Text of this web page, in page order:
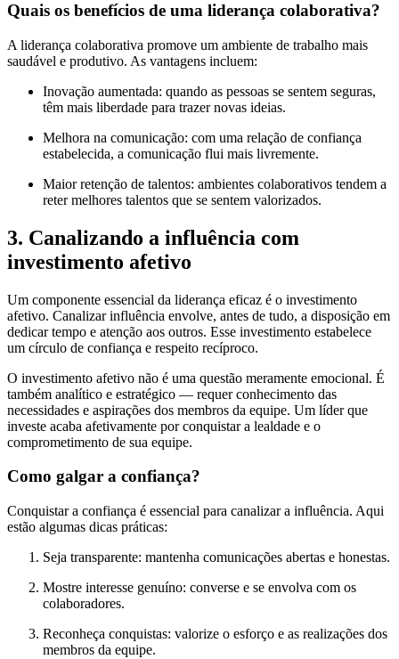
Quais os benefícios de uma liderança colaborativa?
A liderança colaborativa promove um ambiente de trabalho mais
saudável e produtivo. As vantagens incluem:
Inovação aumentada: quando as pessoas se sentem seguras,
têm mais liberdade para trazer novas ideias.
Melhora na comunicação: com uma relação de confiança
estabelecida, a comunicação flui mais livremente.
Maior retenção de talentos: ambientes colaborativos tendem a
reter melhores talentos que se sentem valorizados.
3. Canalizando a influência com
investimento afetivo
Um componente essencial da liderança eficaz é o investimento
afetivo. Canalizar influência envolve, antes de tudo, a disposição em
dedicar tempo e atenção aos outros. Esse investimento estabelece
um círculo de confiança e respeito recíproco.
O investimento afetivo não é uma questão meramente emocional. É
também analítico e estratégico — requer conhecimento das
necessidades e aspirações dos membros da equipe. Um líder que
investe acaba afetivamente por conquistar a lealdade e o
comprometimento de sua equipe.
Como galgar a confiança?
Conquistar a confiança é essencial para canalizar a influência. Aqui
estão algumas dicas práticas:
Seja transparente: mantenha comunicações abertas e honestas.
Mostre interesse genuíno: converse e se envolva com os
colaboradores.
Reconheça conquistas: valorize o esforço e as realizações dos
membros da equipe.